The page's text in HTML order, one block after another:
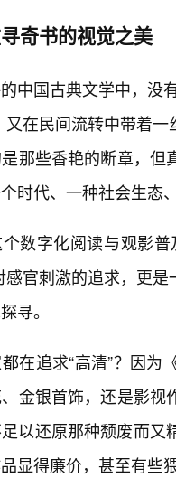
奇书的视觉之美
中国古典文学中，没
又在民间流转中带着
那些香艳的断章，
时代、一种社会生态
数字化阅读与观影
感官刺激的追求，更
寻。
在追求“高清”？因
金银首饰，还是影
以还原那种颓废而
显得廉价，甚至有些